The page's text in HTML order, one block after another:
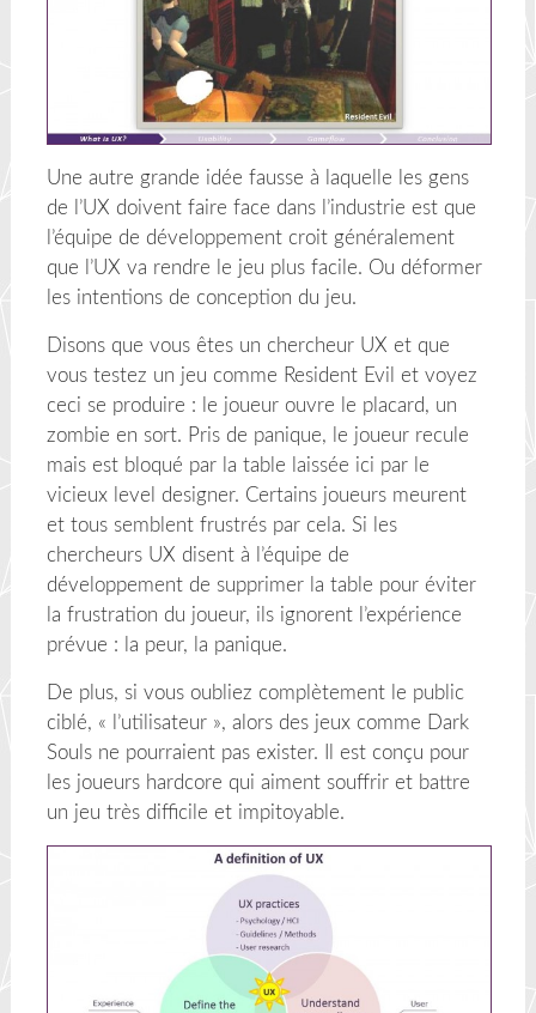
Une autre grande idée fausse à laquelle les gens
de l’UX doivent faire face dans l’industrie est que
l’équipe de développement croit généralement
que l’UX va rendre le jeu plus facile. Ou déformer
les intentions de conception du jeu.
Disons que vous êtes un chercheur UX et que
vous testez un jeu comme Resident Evil et voyez
ceci se produire : le joueur ouvre le placard, un
zombie en sort. Pris de panique, le joueur recule
mais est bloqué par la table laissée ici par le
vicieux level designer. Certains joueurs meurent
et tous semblent frustrés par cela. Si les
chercheurs UX disent à l’équipe de
développement de supprimer la table pour éviter
la frustration du joueur, ils ignorent l’expérience
prévue : la peur, la panique.
De plus, si vous oubliez complètement le public
ciblé, « l’utilisateur », alors des jeux comme Dark
Souls ne pourraient pas exister. Il est conçu pour
les joueurs hardcore qui aiment souffrir et battre
un jeu très difficile et impitoyable.